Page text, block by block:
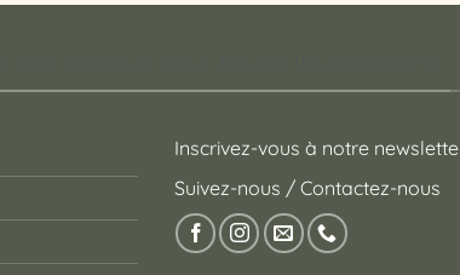
Inscrivez-vous à notre
Suivez-nous / Contactez-nous